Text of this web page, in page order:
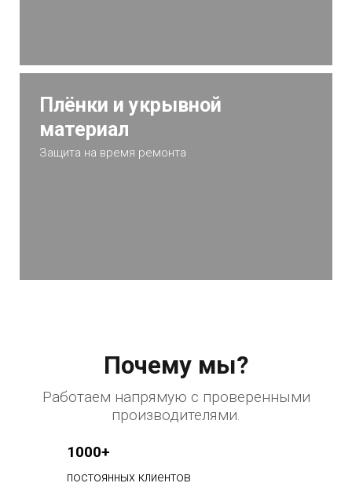
Плёнки и укрывной
материал
Защита на время ремонта
Почему мы?
Работаем напрямую с проверенными
производителями.
1000+
постоянных клиентов